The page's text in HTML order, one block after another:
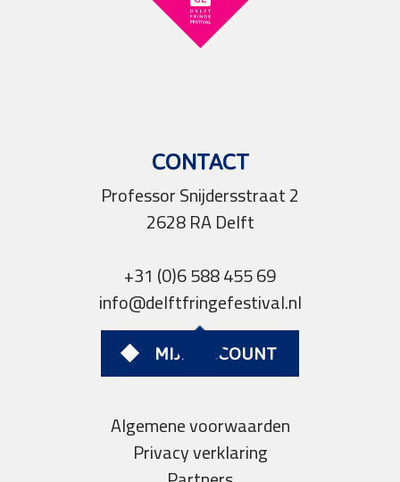
CONTACT
Professor Snijdersstraat 2
2628 RA Delft
+31 (0)6 588 455 69
info@delftfringefestival.nl
MIJN ACCOUNT
Algemene voorwaarden
Privacy verklaring